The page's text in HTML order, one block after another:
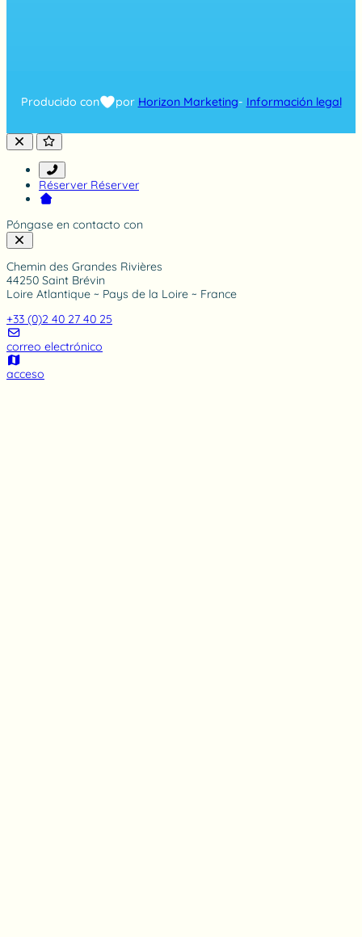
r
t
Producido con por Horizon Marketing- Información legal
Réserver Réserver
Póngase en contacto con
Chemin des Grandes Rivières
44250 Saint Brévin
Loire Atlantique ~ Pays de la Loire ~ France
+33 (0)2 40 27 40 25
correo electrónico
acceso